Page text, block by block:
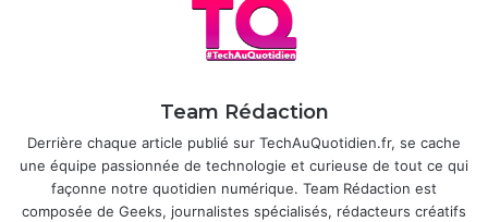
rapide 45 W, certification IP67 probable, haut-parleurs
stéréo et lecteur d’empreintes sous l’écran complètent le
même batterie 5000 mAh, la charge 45 W et un capteur
principal 50 MP amélioré.
Articles similaires
Team Rédaction
Derrière chaque article publié sur TechAuQuotidien.fr, se cache
une équipe passionnée de technologie et curieuse de tout ce qui
façonne notre quotidien numérique. Team Rédaction est
composée de Geeks, journalistes spécialisés, rédacteurs créatifs